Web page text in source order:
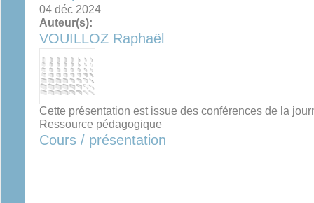
04 déc 2024
Auteur(s):
VOUILLOZ Raphaël
Cette présentation est issue des conférences de la
Ressource pédagogique
Cours / présentation